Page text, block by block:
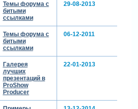
Темы форума с
битыми
ссылками
29-08-2013
Темы форума с
битыми
ссылками
06-12-2011
Галерея
лучших
презентаций в
ProShow
Producer
22-01-2013